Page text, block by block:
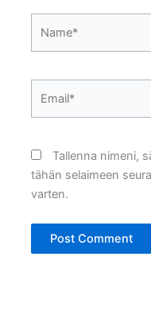
Tallenna nimeni,
tähän selaimeen
varten.